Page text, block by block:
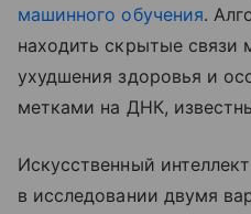
машинного обучения.
находить скрытые
ухудшения здоровья и
метками на ДНК,
Искусственный
в исследовании двумя